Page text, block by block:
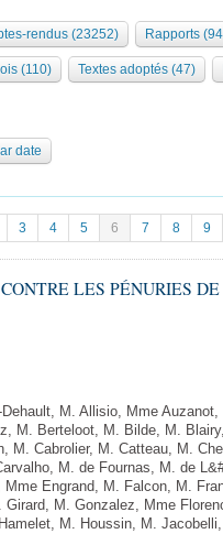
Bureau Collège des
... )
rendus (23252) Rapports
(110) Textes adoptés (47)
date
3 4 5 6 7 8 9
LES PÉNURIES
M. Allisio, Mme
M. Berteloot, M. Bilde, M.
M. Cabrolier, M. Catteau, M.
M. de Fournas, M. de
Mme Engrand, M. Falcon, M.
M. Gonzalez, Mme
M. Houssin, M.